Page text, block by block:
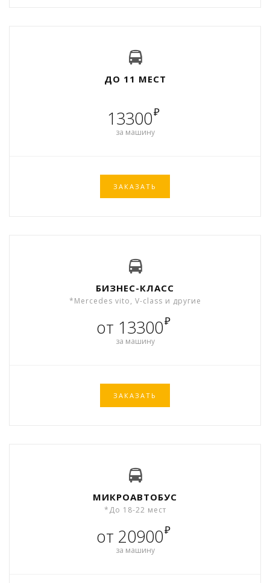
ДО 11 МЕСТ
13300₽
за машину
ЗАКАЗАТЬ
БИЗНЕС-КЛАСС
*Mercedes vito, V-class и другие
от 13300₽
за машину
ЗАКАЗАТЬ
МИКРОАВТОБУС
*До 18-22 мест
от 20900₽
за машину